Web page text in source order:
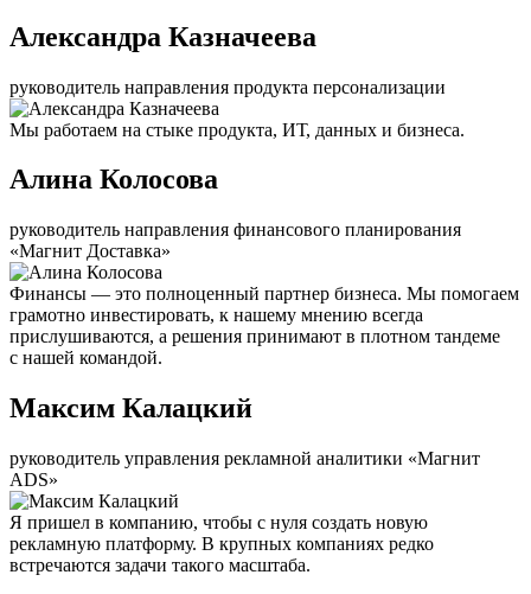
Александра Казначеева
руководитель направления продукта персонализации
Мы работаем на стыке продукта, ИТ, данных и бизнеса.
Алина Колосова
руководитель направления финансового планирования
«Магнит Доставка»
Финансы — это полноценный партнер бизнеса. Мы помогаем
грамотно инвестировать, к нашему мнению всегда
прислушиваются, а решения принимают в плотном тандеме
с нашей командой.
Максим Калацкий
руководитель управления рекламной аналитики «Магнит
ADS»
Я пришел в компанию, чтобы с нуля создать новую
рекламную платформу. В крупных компаниях редко
встречаются задачи такого масштаба.